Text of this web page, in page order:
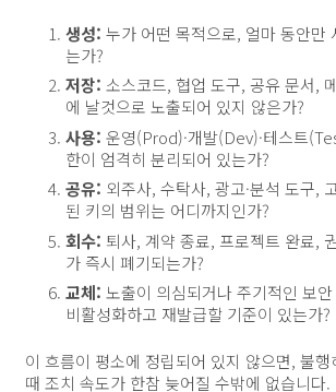
생성: 누가 어떤 목적으로, 얼마 동안만
는가?
저장: 소스코드, 협업 도구, 공유 문서,
에 날것으로 노출되어 있지 않은가?
사용: 운영(Prod)·개발(Dev)·테스트
한이 엄격히 분리되어 있는가?
공유: 외주사, 수탁사, 광고·분석 도구,
된 키의 범위는 어디까지인가?
회수: 퇴사, 계약 종료, 프로젝트 완료,
가 즉시 폐기되는가?
교체: 노출이 의심되거나 주기적인 보
비활성화하고 재발급할 기준이 있는가?
이 흐름이 평소에 정립되어 있지 않으면, 불
때 조치 속도가 한참 늦어질 수밖에 없습니다.